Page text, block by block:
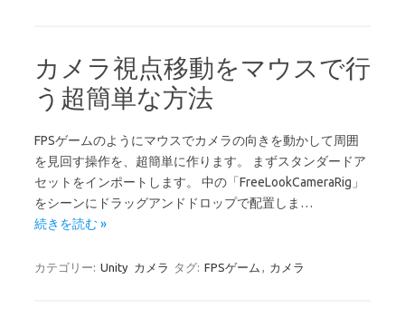
カメラ視点移動をマウスで行
う超簡単な方法
FPSゲームのようにマウスでカメラの向きを動かして周囲
を見回す操作を、超簡単に作ります。 まずスタンダードア
セットをインポートします。 中の「FreeLookCameraRig」
をシーンにドラッグアンドドロップで配置しま…
続きを読む »
カテゴリー: Unity カメラ タグ: FPSゲーム , カメラ